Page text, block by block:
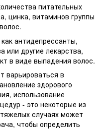
питательных
цинка, витаминов группы
антидепрессанты,
или другие лекарства,
в виде выпадения волос.
варьироваться в
здорового
использование
- это некоторые из
случаях может
чтобы определить